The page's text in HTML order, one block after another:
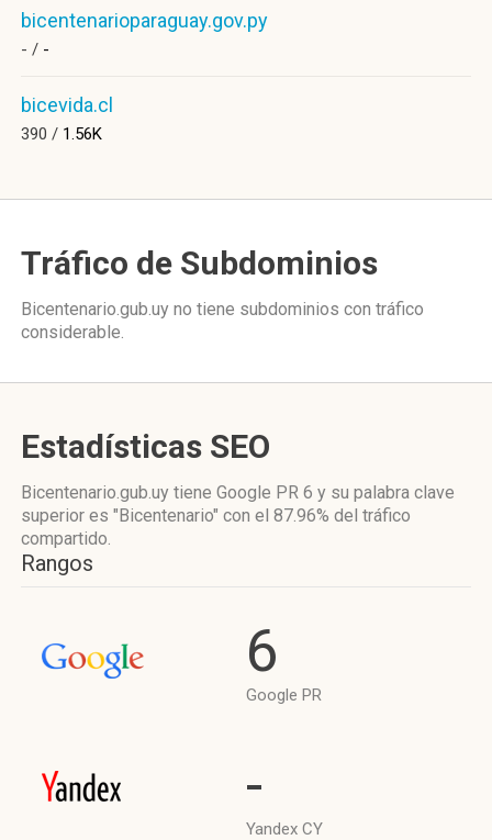
bicentenarioparaguay.gov.py
- / -
bicevida.cl
390 / 1.56K
Tráfico de Subdominios
Bicentenario.gub.uy no tiene subdominios con tráfico
considerable.
Estadísticas SEO
Bicentenario.gub.uy tiene Google PR 6 y su palabra clave
superior es "Bicentenario" con el 87.96% del tráfico
compartido.
Rangos
6
Google PR
-
Yandex CY